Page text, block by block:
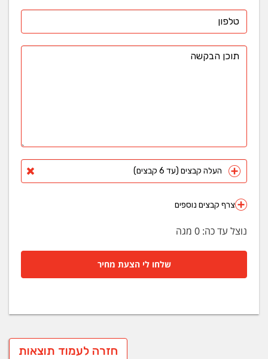
העלה קבצים (עד 6 קבצים)
צרף קבצים נוספים
נוצל עד כה: 0 מגה
שלחו לי הצעת מחיר
חזרה לעמוד תוצאות